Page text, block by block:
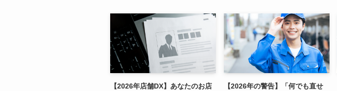
【2026年店舗DX】あなたのお店
【2026年の警告】「何でも直せ